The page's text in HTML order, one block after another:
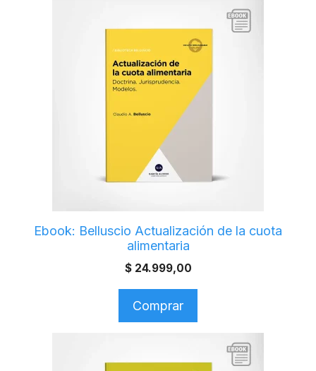
Ebook: Belluscio Actualización de la cuota
alimentaria
$24.999,00
Comprar